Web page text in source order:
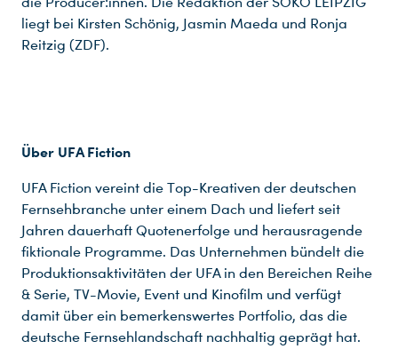
liegt bei Kirsten Schönig, Jasmin Maeda und Ronja
Reitzig (ZDF).
Über UFA Fiction
UFA Fiction vereint die Top-Kreativen der deutschen
Fernsehbranche unter einem Dach und liefert seit
Jahren dauerhaft Quotenerfolge und herausragende
fiktionale Programme. Das Unternehmen bündelt die
Produktionsaktivitäten der UFA in den Bereichen Reihe
& Serie, TV-Movie, Event und Kinofilm und verfügt
damit über ein bemerkenswertes Portfolio, das die
deutsche Fernsehlandschaft nachhaltig geprägt hat.